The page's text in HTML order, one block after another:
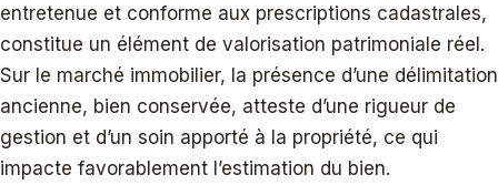
entretenue et conforme aux prescriptions cadastrales,
constitue un élément de valorisation patrimoniale réel.
Sur le marché immobilier, la présence d’une délimitation
ancienne, bien conservée, atteste d’une rigueur de
gestion et d’un soin apporté à la propriété, ce qui
impacte favorablement l’estimation du bien.